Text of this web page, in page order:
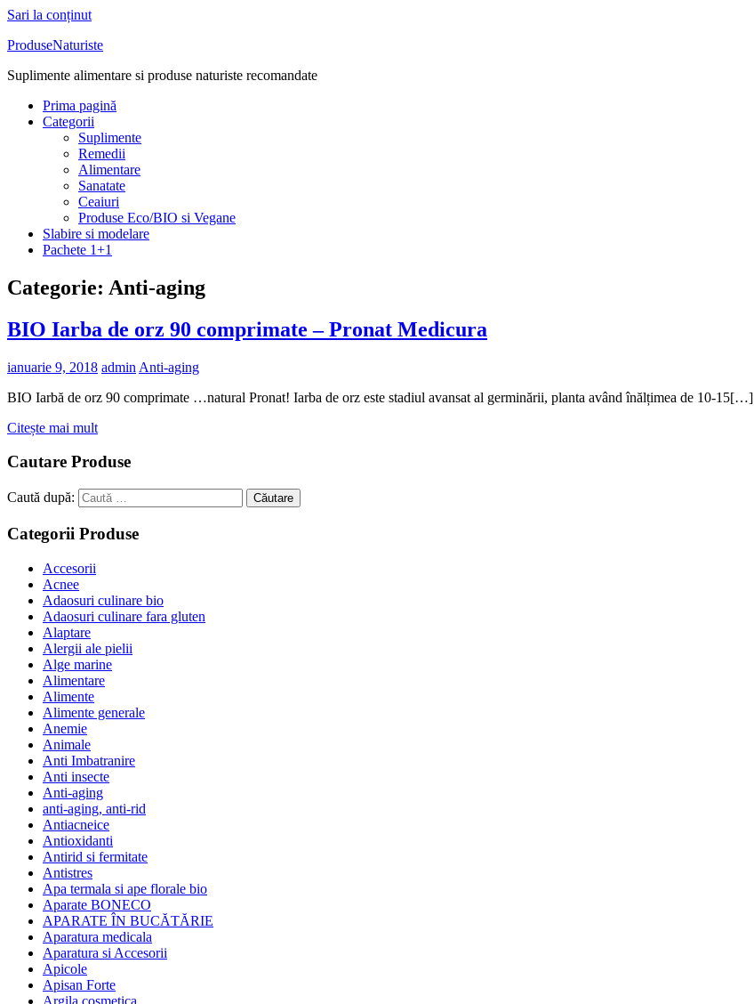
Sari la conținut
ProduseNaturiste
Suplimente alimentare si produse naturiste recomandate
Prima pagină
Categorii
Suplimente
Remedii
Alimentare
Sanatate
Ceaiuri
Produse Eco/BIO si Vegane
Slabire si modelare
Pachete 1+1
Categorie: Anti-aging
BIO Iarba de orz 90 comprimate – Pronat Medicura
ianuarie 9, 2018 admin Anti-aging
BIO Iarbă de orz 90 comprimate …natural Pronat! Iarba de orz este stadiul avansat al germinării, planta având înălțimea de 10-15[…]
Citește mai mult
Cautare Produse
Caută după: Căutare
Categorii Produse
Accesorii
Acnee
Adaosuri culinare bio
Adaosuri culinare fara gluten
Alaptare
Alergii ale pielii
Alge marine
Alimentare
Alimente
Alimente generale
Anemie
Animale
Anti Imbatranire
Anti insecte
Anti-aging
anti-aging, anti-rid
Antiacneice
Antioxidanti
Antirid si fermitate
Antistres
Apa termala si ape florale bio
Aparate BONECO
APARATE ÎN BUCĂTĂRIE
Aparatura medicala
Aparatura si Accesorii
Apicole
Apisan Forte
Argila cosmetica